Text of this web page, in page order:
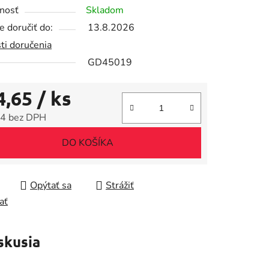
Skladom
doručiť do:
13.8.2026
doručenia
GD45019
/ ks
bez DPH
DO KOŠÍKA
Opýtať sa
Strážiť